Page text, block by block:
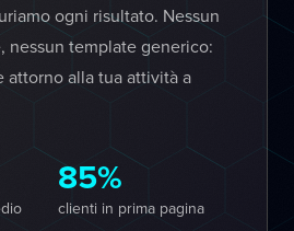
ogni risultato. Nessun
nessun template generico:
attorno alla tua attività a
85%
clienti in prima pagina